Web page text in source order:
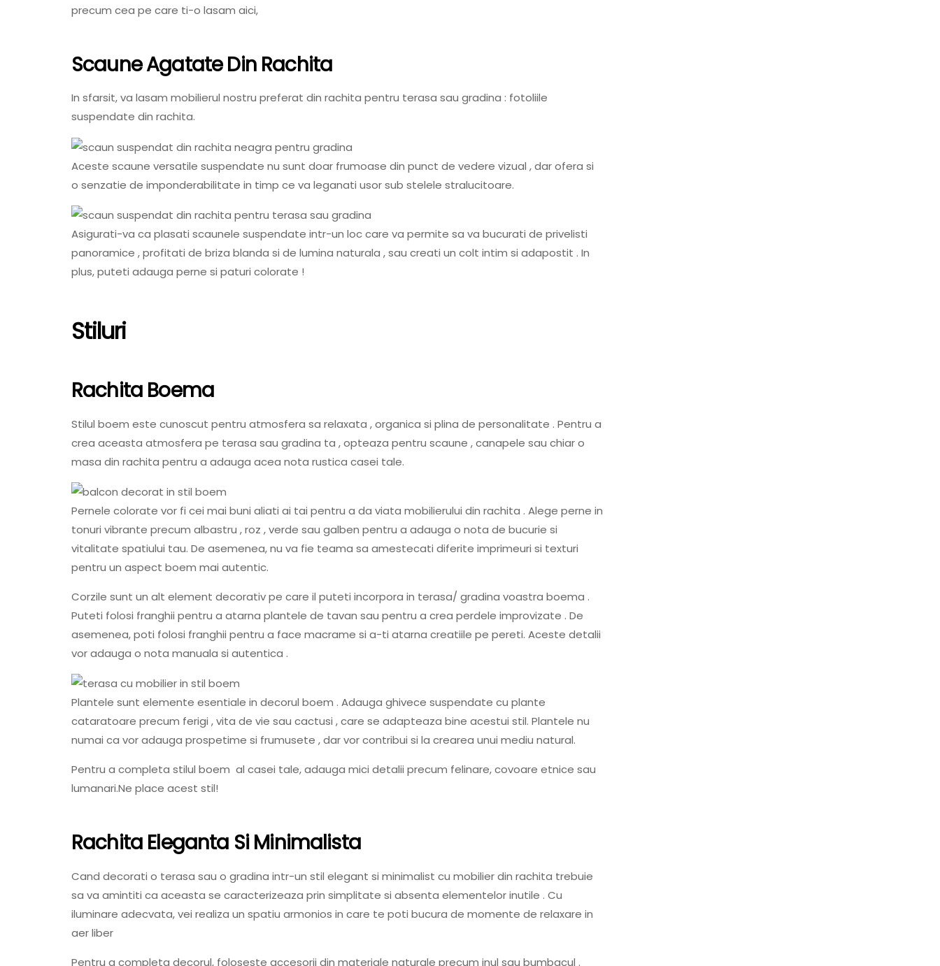
precum cea pe care ti-o lasam aici,
Scaune Agatate Din Rachita
In sfarsit, va lasam mobilierul nostru preferat din rachita pentru terasa sau gradina : fotoliile
suspendate din rachita.
Aceste scaune versatile suspendate nu sunt doar frumoase din punct de vedere vizual , dar ofera si
o senzatie de imponderabilitate in timp ce va leganati usor sub stelele stralucitoare.
Asigurati-va ca plasati scaunele suspendate intr-un loc care va permite sa va bucurati de privelisti
panoramice , profitati de briza blanda si de lumina naturala , sau creati un colt intim si adapostit . In
plus, puteti adauga perne si paturi colorate !
Stiluri
Rachita Boema
Stilul boem este cunoscut pentru atmosfera sa relaxata , organica si plina de personalitate . Pentru a
crea aceasta atmosfera pe terasa sau gradina ta , opteaza pentru scaune , canapele sau chiar o
masa din rachita pentru a adauga acea nota rustica casei tale.
Pernele colorate vor fi cei mai buni aliati ai tai pentru a da viata mobilierului din rachita . Alege perne in
tonuri vibrante precum albastru , roz , verde sau galben pentru a adauga o nota de bucurie si
vitalitate spatiului tau. De asemenea, nu va fie teama sa amestecati diferite imprimeuri si texturi
pentru un aspect boem mai autentic.
Corzile sunt un alt element decorativ pe care il puteti incorpora in terasa/ gradina voastra boema .
Puteti folosi franghii pentru a atarna plantele de tavan sau pentru a crea perdele improvizate . De
asemenea, poti folosi franghii pentru a face macrame si a-ti atarna creatiile pe pereti. Aceste detalii
vor adauga o nota manuala si autentica .
Plantele sunt elemente esentiale in decorul boem . Adauga ghivece suspendate cu plante
cataratoare precum ferigi , vita de vie sau cactusi , care se adapteaza bine acestui stil. Plantele nu
numai ca vor adauga prospetime si frumusete , dar vor contribui si la crearea unui mediu natural.
Pentru a completa stilul boem al casei tale, adauga mici detalii precum felinare, covoare etnice sau
lumanari.Ne place acest stil!
Rachita Eleganta Si Minimalista
Cand decorati o terasa sau o gradina intr-un stil elegant si minimalist cu mobilier din rachita trebuie
sa va amintiti ca aceasta se caracterizeaza prin simplitate si absenta elementelor inutile . Cu
iluminare adecvata, vei realiza un spatiu armonios in care te poti bucura de momente de relaxare in
aer liber
Pentru a completa decorul, foloseste accesorii din materiale naturale precum inul sau bumbacul .